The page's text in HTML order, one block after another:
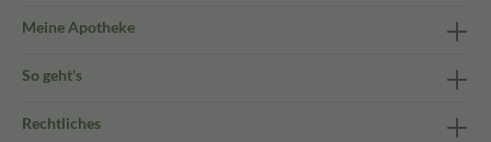
Meine Apotheke
So geht's
Rechtliches